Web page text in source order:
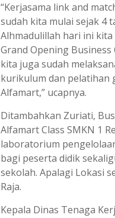
“Kerjasama link and
sudah kita mulai sejak 4
Alhmadulillah hari ini
Grand Opening Business
kita juga sudah
kurikulum dan pelatihan
Alfamart,” ucapnya.
Ditambahkan Zuriati,
Alfamart Class SMKN 1
laboratorium
bagi peserta didik
sekolah. Apalagi Lokasi
Raja.
Kepala Dinas Tenaga